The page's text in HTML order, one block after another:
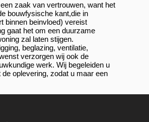
zaak van vertrouwen, want het
bouwfysische kant,die in
binnen beinvloed) vereist
gaat het om een duurzame
zal laten stijgen.
beglazing, ventilatie,
verzorgen wij ook de
werk. Wij begeleiden u
oplevering, zodat u maar een